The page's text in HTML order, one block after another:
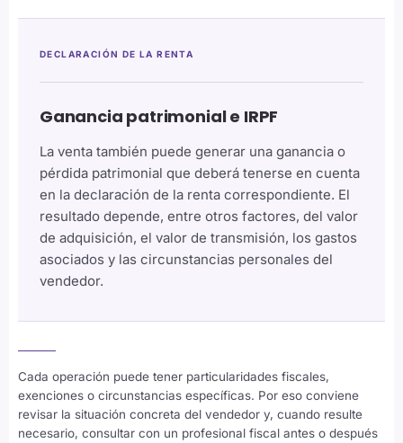
DECLARACIÓN DE LA RENTA
Ganancia patrimonial e IRPF
La venta también puede generar una ganancia o
pérdida patrimonial que deberá tenerse en cuenta
en la declaración de la renta correspondiente. El
resultado depende, entre otros factores, del valor
de adquisición, el valor de transmisión, los gastos
asociados y las circunstancias personales del
vendedor.
Cada operación puede tener particularidades fiscales,
exenciones o circunstancias específicas. Por eso conviene
revisar la situación concreta del vendedor y, cuando resulte
necesario, consultar con un profesional fiscal antes o después